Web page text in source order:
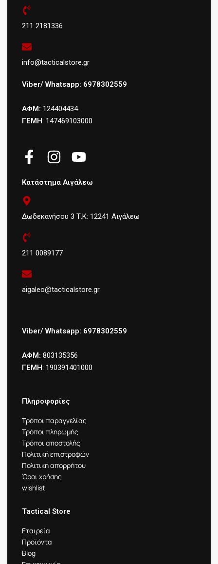
211 2181336
info@tacticalstore.gr
Viber/ Whatsapp: 6978302559
ΑΦΜ: 124404434
ΓΕΜΗ: 147469103000
Κατάστημα Αιγάλεω
Δωδεκανήσου 3 Τ.Κ: 12241 Αιγάλεω
211 0089177
aigaleo@tacticalstore.gr
Viber/ Whatsapp: 6978302559
ΑΦΜ: 803135356
ΓΕΜΗ: 190391401000
Πληροφορίες
Τρόποι παραγγελίας
Τρόποι πληρωμής
Τρόποι αποστολής
Πολιτική επιστροφών
Πολιτική απορρήτου
Όροι χρήσης
wishlist
Tactical Store
Εταιρεία
Προϊόντα
Blog